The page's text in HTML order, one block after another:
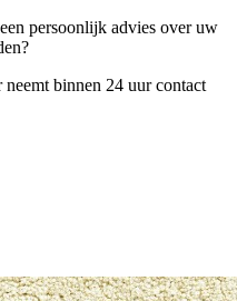
persoonlijk advies over uw
binnen 24 uur contact